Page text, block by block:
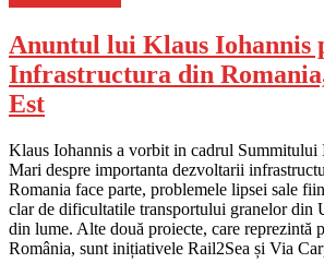
Anuntul lui Klaus Iohannis
Infrastructura din
Est
Klaus Iohannis a vorbit in cadrul Summitului
Mari despre importanta dezvoltarii
Romania face parte, problemele lipsei sale
clar de dificultatile transportului granelor din
din lume. Alte două proiecte, care reprezintă
România, sunt inițiativele Rail2Sea și Via